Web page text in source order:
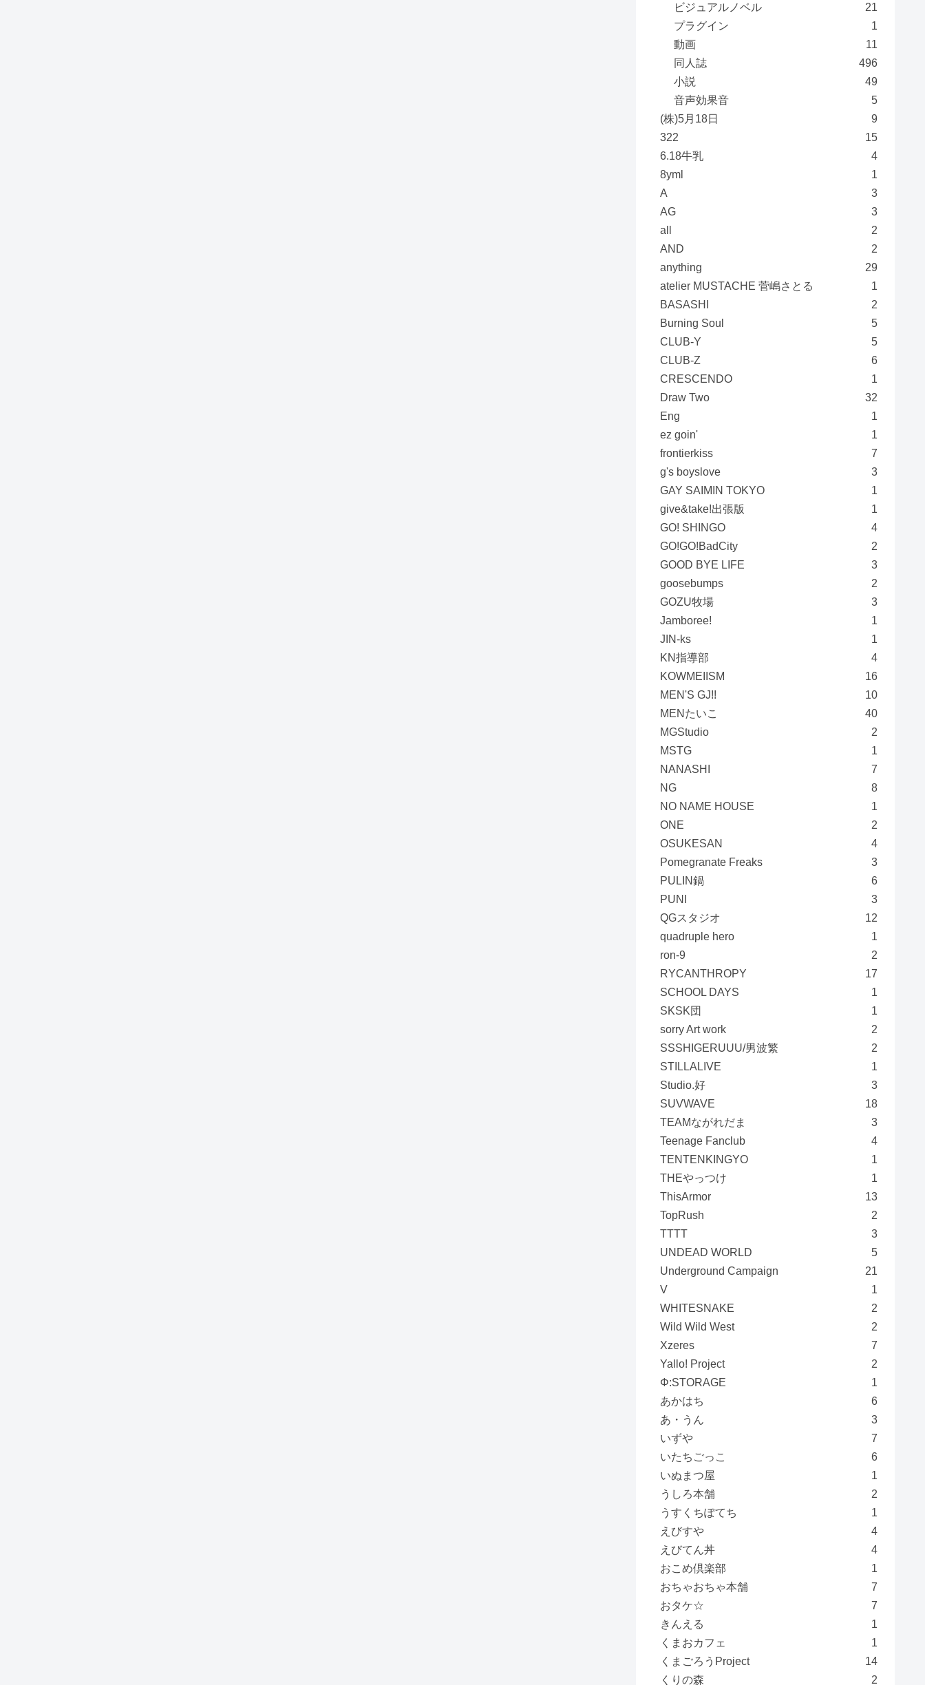
ビジュアルノベル
21
プラグイン
1
動画
11
同人誌
496
小説
49
音声効果音
5
(株)5月18日
9
322
15
6.18牛乳
4
8yml
1
A
3
AG
3
all
2
AND
2
anything
29
atelier MUSTACHE 菅嶋さとる
1
BASASHI
2
Burning Soul
5
CLUB-Y
5
CLUB-Z
6
CRESCENDO
1
Draw Two
32
Eng
1
ez goin'
1
frontierkiss
7
g's boyslove
3
GAY SAIMIN TOKYO
1
give&take!出張版
1
GO! SHINGO
4
GO!GO!BadCity
2
GOOD BYE LIFE
3
goosebumps
2
GOZU牧場
3
Jamboree!
1
JIN-ks
1
KN指導部
4
KOWMEIISM
16
MEN'S GJ!!
10
MENたいこ
40
MGStudio
2
MSTG
1
NANASHI
7
NG
8
NO NAME HOUSE
1
ONE
2
OSUKESAN
4
Pomegranate Freaks
3
PULIN鍋
6
PUNI
3
QGスタジオ
12
quadruple hero
1
ron-9
2
RYCANTHROPY
17
SCHOOL DAYS
1
SKSK団
1
sorry Art work
2
SSSHIGERUUU/男波繁
2
STILLALIVE
1
Studio.好
3
SUVWAVE
18
TEAMながれだま
3
Teenage Fanclub
4
TENTENKINGYO
1
THEやっつけ
1
ThisArmor
13
TopRush
2
TTTT
3
UNDEAD WORLD
5
Underground Campaign
21
V
1
WHITESNAKE
2
Wild Wild West
2
Xzeres
7
Yallo! Project
2
Φ:STORAGE
1
あかはち
6
あ・うん
3
いずや
7
いたちごっこ
6
いぬまつ屋
1
うしろ本舗
2
うすくちぽてち
1
えびすや
4
えびてん丼
4
おこめ倶楽部
1
おちゃおちゃ本舗
7
おタケ☆
7
きんえる
1
くまおカフェ
1
くまごろうProject
14
くりの森
2